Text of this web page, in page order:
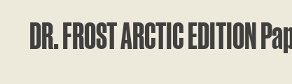
DR. FROST ARCTIC